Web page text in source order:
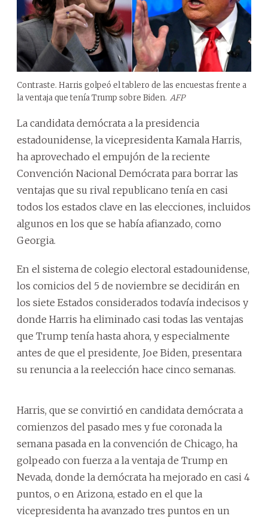
Contraste. Harris golpeó el tablero de las encuestas frente a
la ventaja que tenía Trump sobre Biden. AFP
La candidata demócrata a la presidencia
estadounidense, la vicepresidenta Kamala Harris,
ha aprovechado el empujón de la reciente
Convención Nacional Demócrata para borrar las
ventajas que su rival republicano tenía en casi
todos los estados clave en las elecciones, incluidos
algunos en los que se había afianzado, como
Georgia.
En el sistema de colegio electoral estadounidense,
los comicios del 5 de noviembre se decidirán en
los siete Estados considerados todavía indecisos y
donde Harris ha eliminado casi todas las ventajas
que Trump tenía hasta ahora, y especialmente
antes de que el presidente, Joe Biden, presentara
su renuncia a la reelección hace cinco semanas.
Harris, que se convirtió en candidata demócrata a
comienzos del pasado mes y fue coronada la
semana pasada en la convención de Chicago, ha
golpeado con fuerza a la ventaja de Trump en
Nevada, donde la demócrata ha mejorado en casi 4
puntos, o en Arizona, estado en el que la
vicepresidenta ha avanzado tres puntos en un